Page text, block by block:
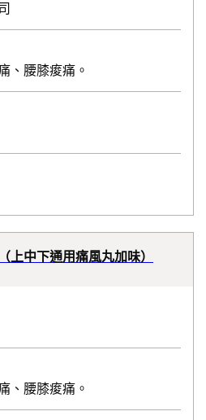
、腰膝痠痛。
上中下通用痛風丸加味）
、腰膝痠痛。